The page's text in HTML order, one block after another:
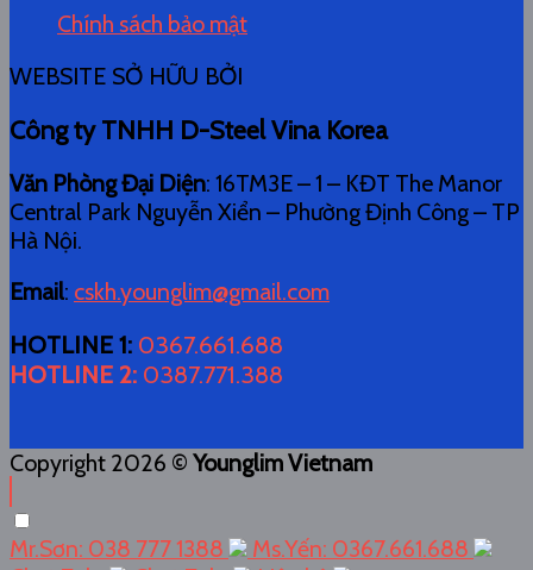
Chính sách bảo mật
WEBSITE SỞ HỮU BỞI
Công ty TNHH D-Steel Vina Korea
Văn Phòng Đại Diện: 16TM3E – 1 – KĐT The Manor
Central Park Nguyễn Xiển – Phường Định Công – TP
Hà Nội.
Email: cskh.younglim@gmail.com
HOTLINE 1: 0367.661.688
HOTLINE 2: 0387.771.388
Copyright 2026 © Younglim Vietnam
Mr.Sơn: 038 777 1388
Ms.Yến: 0367.661.688